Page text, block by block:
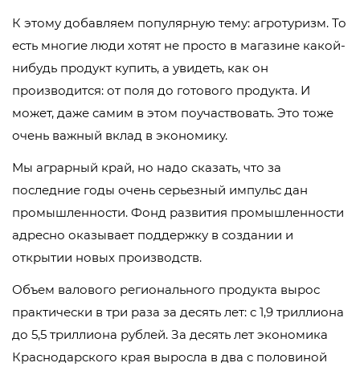
К этому добавляем популярную тему: агротуризм. То
есть многие люди хотят не просто в магазине какой-
нибудь продукт купить, а увидеть, как он
производится: от поля до готового продукта. И
может, даже самим в этом поучаствовать. Это тоже
очень важный вклад в экономику.
Мы аграрный край, но надо сказать, что за
последние годы очень серьезный импульс дан
промышленности. Фонд развития промышленности
адресно оказывает поддержку в создании и
открытии новых производств.
Объем валового регионального продукта вырос
практически в три раза за десять лет: с 1,9 триллиона
до 5,5 триллиона рублей. За десять лет экономика
Краснодарского края выросла в два с половиной